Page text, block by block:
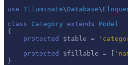
use
Illuminate\ Database\
class
Category extends Model
{
protected $table =
protected $fillable = [
}